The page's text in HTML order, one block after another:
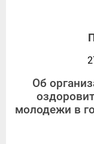
Об
молодежи в